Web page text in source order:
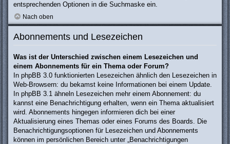
entsprechenden Optionen in die Suchmaske ein.
Nach oben
Abonnements und Lesezeichen
Was ist der Unterschied zwischen einem Lesezeichen und
einem Abonnements für ein Thema oder Forum?
In phpBB 3.0 funktionierten Lesezeichen ähnlich den Lesezeichen in
Web-Browsern: du bekamst keine Informationen bei einem Update.
In phpBB 3.1 ähneln Lesezeichen mehr einem Abonnement: du
kannst eine Benachrichtigung erhalten, wenn ein Thema aktualisiert
wird. Abonnements hingegen informieren dich bei einer
Aktualisierung eines Themas oder eines Forums des Boards. Die
Benachrichtigungsoptionen für Lesezeichen und Abonnements
können im persönlichen Bereich unter „Benachrichtigungen